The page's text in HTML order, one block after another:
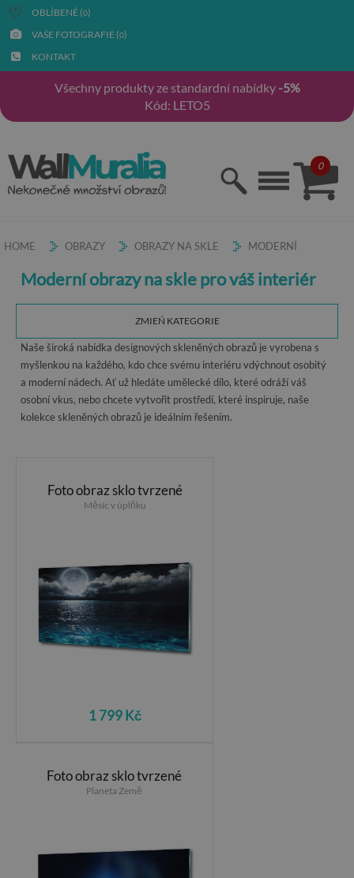
OBLÍBENÉ (0)
VAŠE FOTOGRAFIE (0)
KONTAKT
Všechny produkty ze standardní nabídky -5%
Kód: LETO5
0
HOME OBRAZY OBRAZY NA SKLE MODERNÍ
Moderní obrazy na skle pro váš interiér
ZMIEŃ KATEGORIE
Naše široká nabídka designových skleněných obrazů je vyrobena s
myšlenkou na každého, kdo chce svému interiéru vdýchnout osobitý
a moderní nádech. Ať už hledáte umělecké dílo, které odráží váš
osobní vkus, nebo chcete vytvořit prostředí, které inspiruje, naše
kolekce skleněných obrazů je ideálním řešením.
Foto obraz sklo tvrzené
Měsíc v úplňku
1 799 Kč
Foto obraz sklo tvrzené
Planeta Země